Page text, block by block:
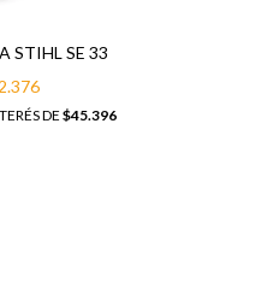
STIHL SE 33
DE$45.396